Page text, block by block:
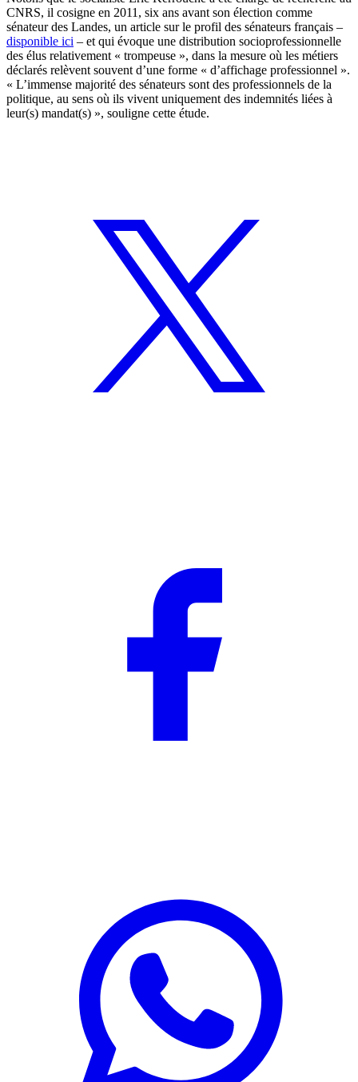
CNRS, il cosigne en 2011, six ans avant son élection comme
sénateur des Landes, un article sur le profil des sénateurs français –
disponible ici – et qui évoque une distribution socioprofessionnelle
des élus relativement « trompeuse », dans la mesure où les métiers
déclarés relèvent souvent d’une forme « d’affichage professionnel ».
« L’immense majorité des sénateurs sont des professionnels de la
politique, au sens où ils vivent uniquement des indemnités liées à
leur(s) mandat(s) », souligne cette étude.